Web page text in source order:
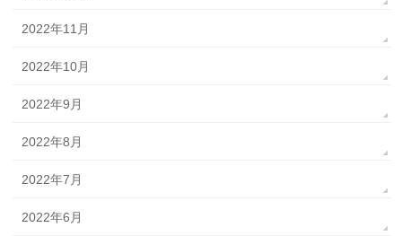
2022年11月
2022年10月
2022年9月
2022年8月
2022年7月
2022年6月